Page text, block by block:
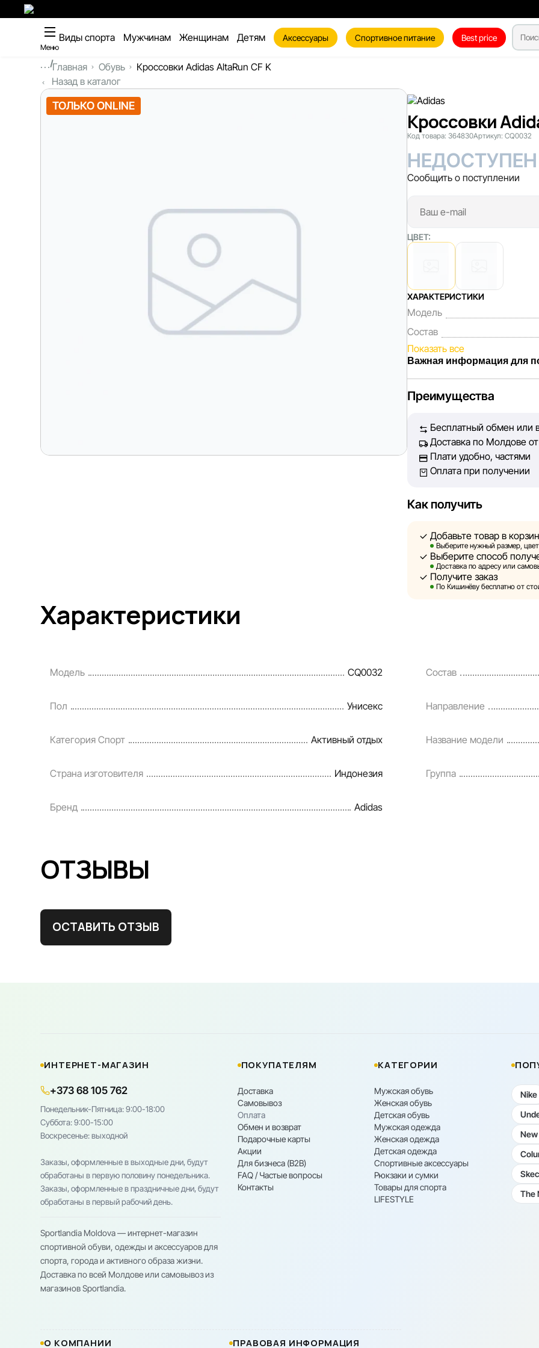
Меню
Виды спорта Мужчинам Женщинам Детям Аксессуары Спортивное питание Best price
...Главная Обувь
Кроссовки Adidas AltaRun CF K
Назад в каталог
ТОЛЬКО ONLINE
Кроссовки
Код товара: 364830Артикул: CQ0032
НЕДОСТУПЕН
Сообщить о поступлении
ЦВЕТ:
ХАРАКТЕРИСТИКИ
Модель
Состав
Показать все
Важная информация для
Каждый день мы работаем
Наша цель — обеспечить
принять лучшее решение о
Однако, несмотря на
технических ошибок или
быть размещены на нашем
Sportlandia оставляет за
предварительного
и потребительские
порядке и без
Наша команда регулярно
Преимущества
Бесплатный обмен или
Доставка по Молдове от
Плати удобно, частями
Оплата при получении
Как получить
Добавьте товар в
Выберите нужный размер,
Выберите способ
Доставка по адресу или
Получите заказ
По Кишинёву бесплатно от
Характеристики
Модель CQ0032 Состав
Пол Унисекс Направление
Категория Спорт Активный отдых Название модели
Страна изготовителя Индонезия Группа
Бренд Adidas
ОТЗЫВЫ
ОСТАВИТЬ ОТЗЫВ
ИНТЕРНЕТ-МАГАЗИН
+373 68 105 762
Понедельник-Пятница: 9:00-18:00
Cуббота: 9:00-15:00
Воскресенье: выходной
Заказы, оформленные в выходные дни, будут
обработаны в первую половину понедельника.
Заказы, оформленные в праздничные дни, будут
обработаны в первый рабочий день.
Sportlandia Moldova — интернет-магазин
спортивной обуви, одежды и аксессуаров для
спорта, города и активного образа жизни.
Доставка по всей Молдове или самовывоз из
магазинов Sportlandia.
ПОКУПАТЕЛЯМ
Доставка
Самовывоз
Оплата
Обмен и возврат
Подарочные карты
Акции
Для бизнеса (B2B)
FAQ / Частые вопросы
Контакты
КАТЕГОРИИ
Мужская обувь
Женская обувь
Детская обувь
Мужская одежда
Женская одежда
Детская одежда
Спортивные аксессуары
Рюкзаки и сумки
Товары для спорта
LIFESTYLE
Nike
The
О КОМПАНИИ ПРАВОВАЯ ИНФОРМАЦИЯ